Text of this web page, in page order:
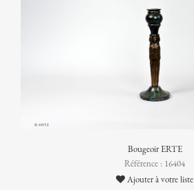
Bougeoir ERTE
Référence : 16404
Ajouter à votre liste